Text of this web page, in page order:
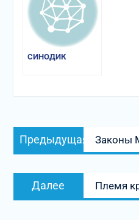
СИНОДИК
Навигация
по
Предыдущая
запись:
Законы
Далее
запись:
Племя